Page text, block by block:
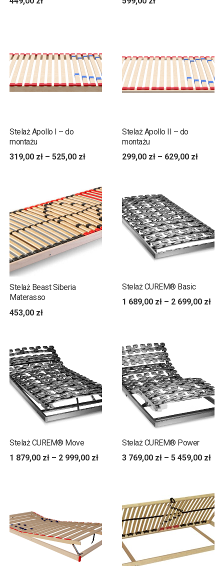
Stelaż Apollo I – do
montażu
319,00 zł – 525,00 zł
Stelaż Apollo II – do
montażu
299,00 zł – 629,00 zł
Stelaż Beast Siberia
Materasso
453,00 zł
Stelaż CUREM® Basic
1 689,00 zł – 2 699,00 zł
Stelaż CUREM® Move
1 879,00 zł – 2 999,00 zł
Stelaż CUREM® Power
3 769,00 zł – 5 459,00 zł